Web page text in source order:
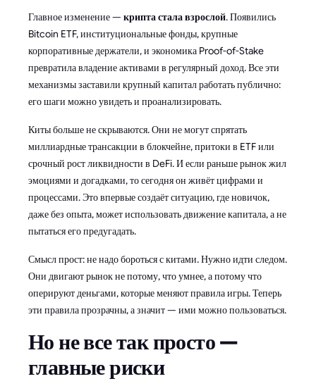
Главное изменение — крипта стала взрослой. Появились
Bitcoin ETF, институциональные фонды, крупные
корпоративные держатели, и экономика Proof-of-Stake
превратила владение активами в регулярный доход. Все эти
механизмы заставили крупный капитал работать публично:
его шаги можно увидеть и проанализировать.
Киты больше не скрываются. Они не могут спрятать
миллиардные трансакции в блокчейне, притоки в ETF или
срочный рост ликвидности в DeFi. И если раньше рынок жил
эмоциями и догадками, то сегодня он живёт цифрами и
процессами. Это впервые создаёт ситуацию, где новичок,
даже без опыта, может использовать движение капитала, а не
пытаться его предугадать.
Смысл прост: не надо бороться с китами. Нужно идти следом.
Они двигают рынок не потому, что умнее, а потому что
оперируют деньгами, которые меняют правила игры. Теперь
эти правила прозрачны, а значит — ими можно пользоваться.
Но не все так просто —
главные риски